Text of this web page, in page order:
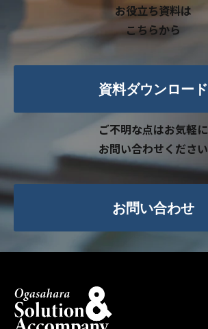
お役立ち資料は
こちらから
資料ダウンロード
ご不明な点はお気軽に
お問い合わせください
お問い合わせ